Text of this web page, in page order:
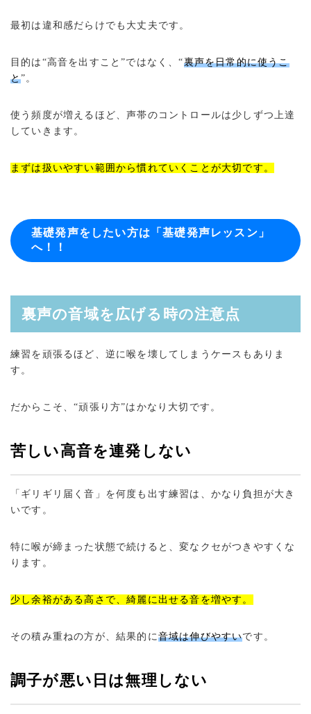
最初は違和感だらけでも大丈夫です。
目的は“高音を出すこと”ではなく、“裏声を日常的に使うこ
と”。
使う頻度が増えるほど、声帯のコントロールは少しずつ上達
していきます。
まずは扱いやすい範囲から慣れていくことが大切です。
基礎発声をしたい方は「基礎発声レッスン」
へ！！
裏声の音域を広げる時の注意点
練習を頑張るほど、逆に喉を壊してしまうケースもありま
す。
だからこそ、“頑張り方”はかなり大切です。
苦しい高音を連発しない
「ギリギリ届く音」を何度も出す練習は、かなり負担が大き
いです。
特に喉が締まった状態で続けると、変なクセがつきやすくな
ります。
少し余裕がある高さで、綺麗に出せる音を増やす。
その積み重ねの方が、結果的に音域は伸びやすいです。
調子が悪い日は無理しない